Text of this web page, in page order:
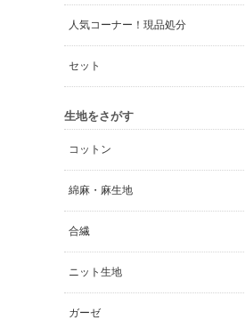
人気コーナー！現品処分
セット
生地をさがす
コットン
綿麻・麻生地
合繊
ニット生地
ガーゼ